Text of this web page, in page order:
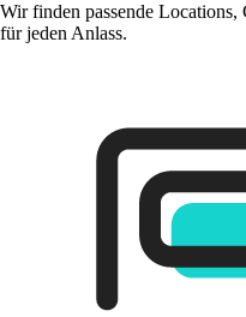
Wir finden passende
für jeden Anlass.